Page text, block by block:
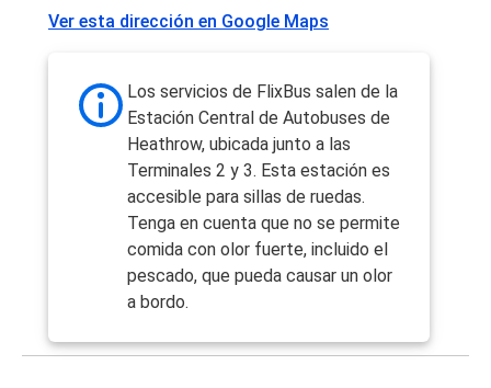
Ver esta dirección en Google Maps
Los servicios de FlixBus salen de la
Estación Central de Autobuses de
Heathrow, ubicada junto a las
Terminales 2 y 3. Esta estación es
accesible para sillas de ruedas.
Tenga en cuenta que no se permite
comida con olor fuerte, incluido el
pescado, que pueda causar un olor
a bordo.